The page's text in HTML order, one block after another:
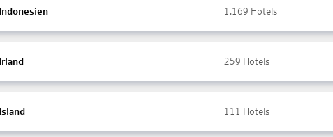
Indonesien 1.169 Hotels
Irland 259 Hotels
Island 111 Hotels